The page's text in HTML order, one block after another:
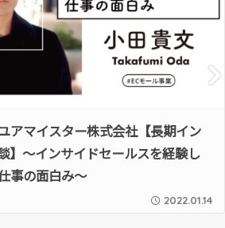
アマイスター株式会社【長期イン
】～インサイドセールスを経験し
事の面白み～
2022.01.14